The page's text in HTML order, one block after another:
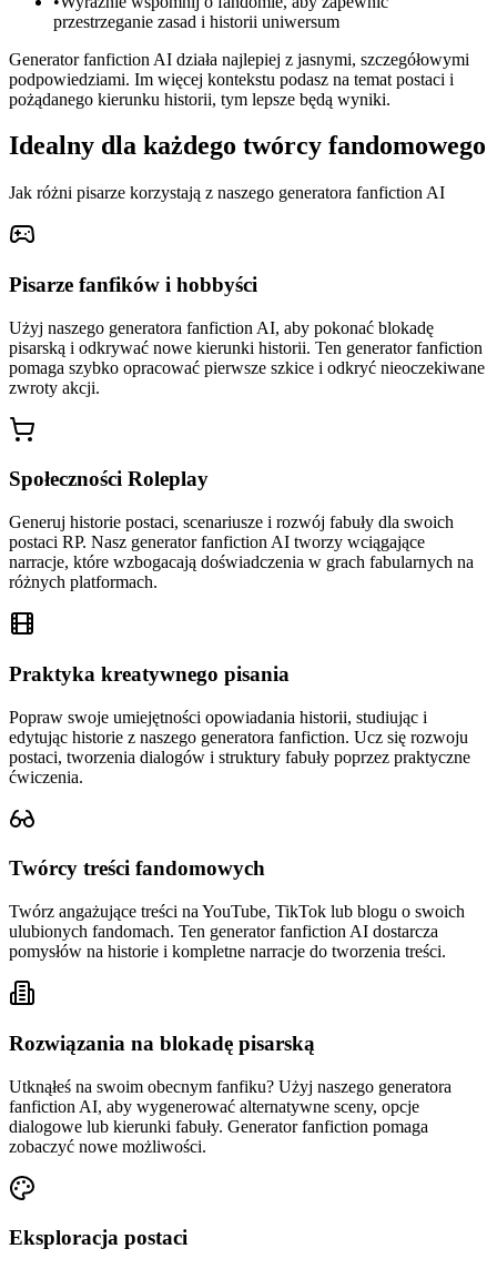
przestrzeganie zasad i historii uniwersum
Generator fanfiction AI działa najlepiej z jasnymi, szczegółowymi
podpowiedziami. Im więcej kontekstu podasz na temat postaci i
pożądanego kierunku historii, tym lepsze będą wyniki.
Idealny dla każdego twórcy fandomowego
Jak różni pisarze korzystają z naszego generatora fanfiction AI
Pisarze fanfików i hobbyści
Użyj naszego generatora fanfiction AI, aby pokonać blokadę
pisarską i odkrywać nowe kierunki historii. Ten generator fanfiction
pomaga szybko opracować pierwsze szkice i odkryć nieoczekiwane
zwroty akcji.
Społeczności Roleplay
Generuj historie postaci, scenariusze i rozwój fabuły dla swoich
postaci RP. Nasz generator fanfiction AI tworzy wciągające
narracje, które wzbogacają doświadczenia w grach fabularnych na
różnych platformach.
Praktyka kreatywnego pisania
Popraw swoje umiejętności opowiadania historii, studiując i
edytując historie z naszego generatora fanfiction. Ucz się rozwoju
postaci, tworzenia dialogów i struktury fabuły poprzez praktyczne
ćwiczenia.
Twórcy treści fandomowych
Twórz angażujące treści na YouTube, TikTok lub blogu o swoich
ulubionych fandomach. Ten generator fanfiction AI dostarcza
pomysłów na historie i kompletne narracje do tworzenia treści.
Rozwiązania na blokadę pisarską
Utknąłeś na swoim obecnym fanfiku? Użyj naszego generatora
fanfiction AI, aby wygenerować alternatywne sceny, opcje
dialogowe lub kierunki fabuły. Generator fanfiction pomaga
zobaczyć nowe możliwości.
Eksploracja postaci